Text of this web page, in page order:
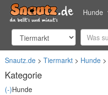
Hunde
Snautz.de Tiermarkt Hunde
Kategorie
(-)Hunde